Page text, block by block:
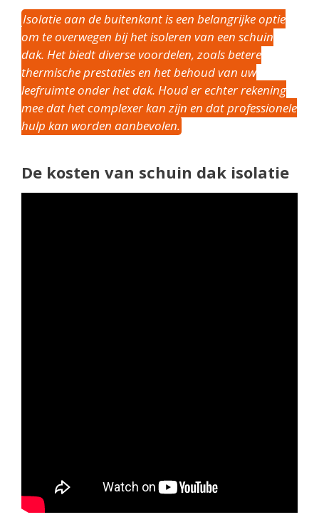
Isolatie aan de buitenkant is een belangrijke optie
om te overwegen bij het isoleren van een schuin
dak. Het biedt diverse voordelen, zoals betere
thermische prestaties en het behoud van uw
leefruimte onder het dak. Houd er echter rekening
mee dat het complexer kan zijn en dat professionele
hulp kan worden aanbevolen.
De kosten van schuin dak isolatie